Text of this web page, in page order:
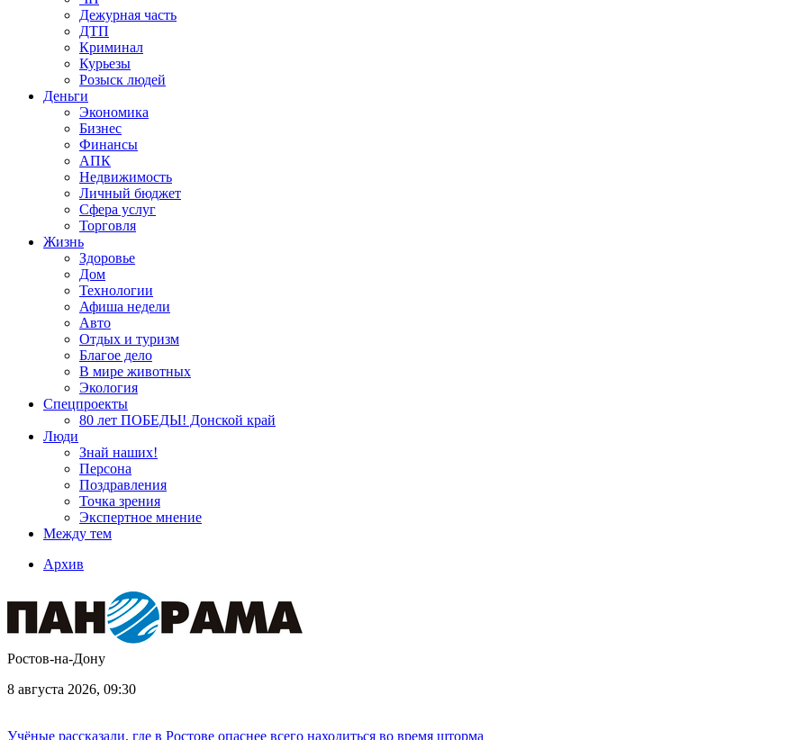
Дежурная часть
ДТП
Криминал
Курьезы
Розыск людей
Деньги
Экономика
Бизнес
Финансы
АПК
Недвижимость
Личный бюджет
Сфера услуг
Торговля
Жизнь
Здоровье
Дом
Технологии
Афиша недели
Авто
Отдых и туризм
Благое дело
В мире животных
Экология
Спецпроекты
80 лет ПОБЕДЫ! Донской край
Люди
Знай наших!
Персона
Поздравления
Точка зрения
Экспертное мнение
Между тем
Архив
Ростов-на-Дону
8 августа 2026, 09:30
Учёные рассказали, где в Ростове опаснее всего находиться во время шторма